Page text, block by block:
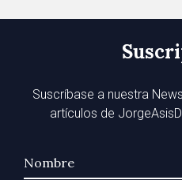
Suscríbase a nuestra
artículos de